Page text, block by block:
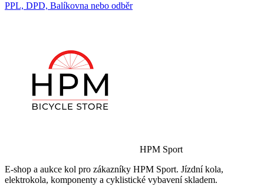
PPL, DPD, Balíkovna nebo odběr
HPM Sport
E-shop a aukce kol pro zákazníky HPM Sport. Jízdní kola,
elektrokola, komponenty a cyklistické vybavení skladem.